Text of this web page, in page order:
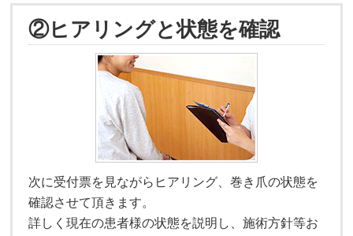
②ヒアリングと状態を確認
次に受付票を見ながらヒアリング、巻き爪の状態を
確認させて頂きます。
詳しく現在の患者様の状態を説明し、施術方針等お